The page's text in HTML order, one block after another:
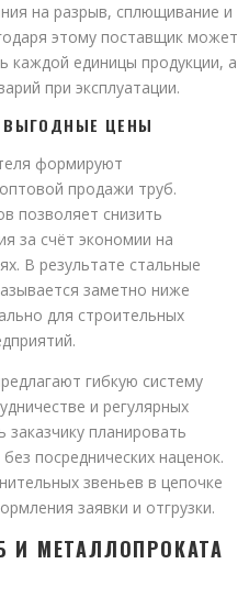
на разрыв, сплющивание и
этому поставщик может
каждой единицы продукции, а
при эксплуатации.
ВЫГОДНЫЕ ЦЕНЫ
формируют
продажи труб.
позволяет снизить
за счёт экономии на
В результате стальные
заметно ниже
для строительных
гибкую систему
и регулярных
планировать
посреднических наценок.
звеньев в цепочке
заявки и отгрузки.
МЕТАЛЛОПРОКАТА